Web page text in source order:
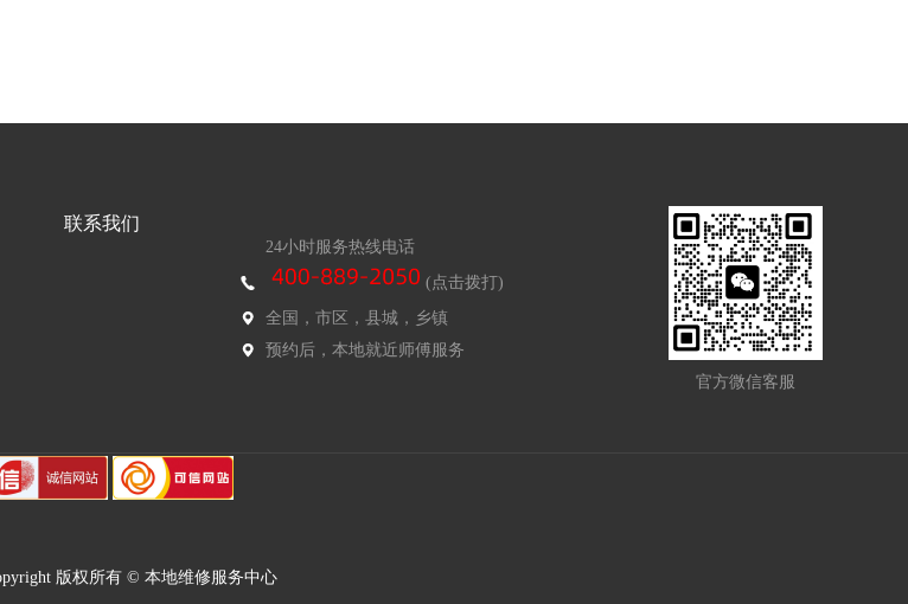
联系我们
24小时服务热线电话
(点击拨打)
全国，市区，县城，乡镇
预约后，本地就近师傅服务
官方微信客服
版权所有 © 本地维修服务中心